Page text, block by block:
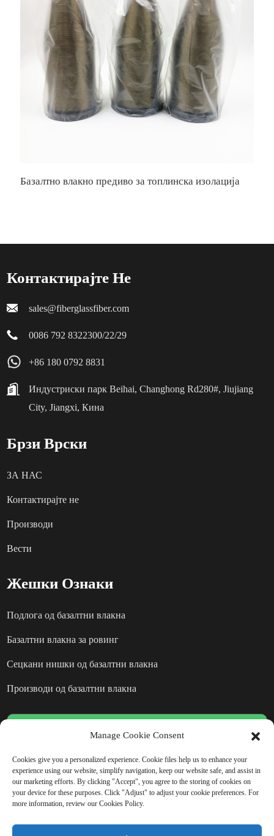
Базалтно влакно предиво за топлинска изолација
Контактирајте Не
sales@fiberglassfiber.com
0086 792 8322300/22/29
+86 180 0792 8831
Индустриски парк Beihai, Changhong Rd280#, Jiujiang
City, Jiangxi, Кина
Брзи Врски
ЗА НАС
Контактирајте не
Производи
Вести
Жешки Ознаки
Подлога од базалтни влакна
Базалтни влакна за ровинг
Сецкани нишки од базалтни влакна
Производи од базалтни влакна
ИСПРАТИ БАРАЊЕ:
ПОДГОТВЕНИ ДА ДОЗНАЕТЕ
ПОВЕЌЕ
Нема ништо поубаво од тоа да го
видиш крајниот резултат.
Manage Cookie Consent
Cookies give you a personalized experience. Cookie files help us to enhance your
experience using our website, simplify navigation, keep our website safe, and assist in
our marketing efforts. By clicking "Accept", you agree to the storing of cookies on
your device for these purposes. Click "Adjust" to adjust your cookie preferences. For
more information, review our Cookies Policy.